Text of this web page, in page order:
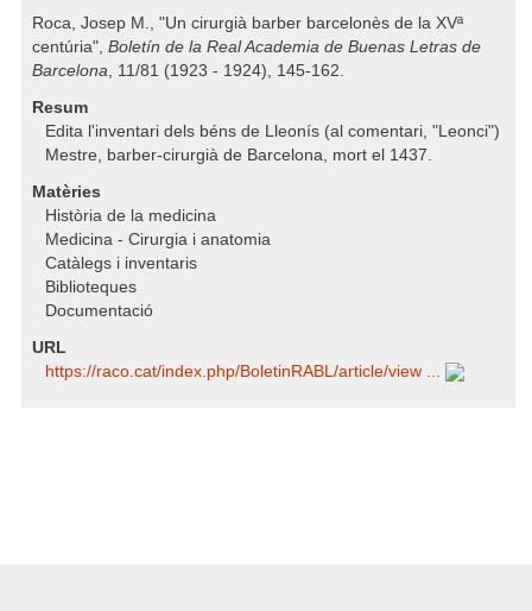
Roca, Josep M., "Un cirurgià barber barcelonès de la XVª
centúria", Boletín de la Real Academia de Buenas Letras de
Barcelona, 11/81 (1923 - 1924), 145-162.
Resum
Edita l'inventari dels béns de Lleonís (al comentari, "Leonci")
Mestre, barber-cirurgià de Barcelona, mort el 1437.
Matèries
Història de la medicina
Medicina - Cirurgia i anatomia
Catàlegs i inventaris
Biblioteques
Documentació
URL
https:/​/​raco.cat/​index.php/​BoletinRABL/​article/​view ...